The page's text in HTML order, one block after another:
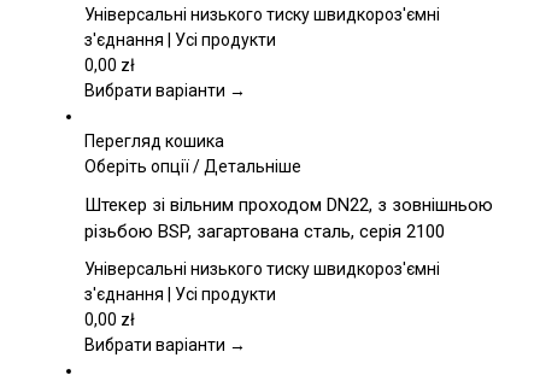
Параметри
можна
на
товару
Універсальні низького тиску швидкороз'ємні
з'єднання | Усі продукти
0,00 zł
Вибрати варіанти →
Перегляд кошика
Оберіть опціїЦей
має
кілька
варіантів.
Параметри
вибрати
/Детальніше
Штекер зі вільним проходом DN22, з зовнішньою
різьбою BSP, загартована сталь, серія 2100
Універсальні низького тиску швидкороз'ємні
з'єднання | Усі продукти
0,00 zł
Вибрати варіанти →